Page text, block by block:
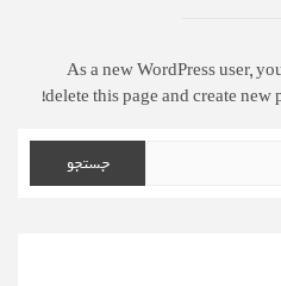
As a new WordPress user,
delete this page and create